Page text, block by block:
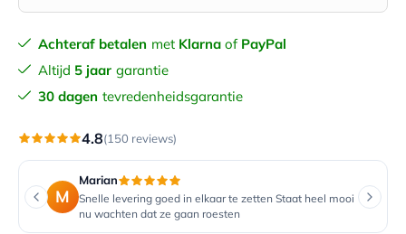
Achteraf betalen met Klarna of PayPal
Altijd 5 jaar garantie
30 dagen tevredenheidsgarantie
4.8(150 reviews)
M
Marian
Snelle levering goed in elkaar te zetten Staat heel mooi
nu wachten dat ze gaan roesten